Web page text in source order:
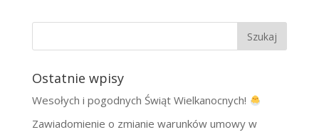
Ostatnie wpisy
Wesołych i pogodnych Świąt Wielkanocnych!
Zawiadomienie o zmianie warunków umowy w